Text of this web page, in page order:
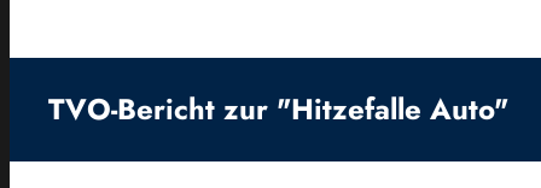
TVO-Bericht zur "Hitzefalle Auto"